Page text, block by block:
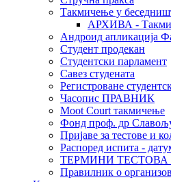
Такмичење у
АРХИВА -
Андроид апликација
Студент продекан
Студентски парламент
Савез студената
Регистроване
Часопис ПРАВНИК
Moot Court такмичење
Фонд проф. др
Пријаве за тестове и
Распоред испита -
ТЕРМИНИ
Правилник о